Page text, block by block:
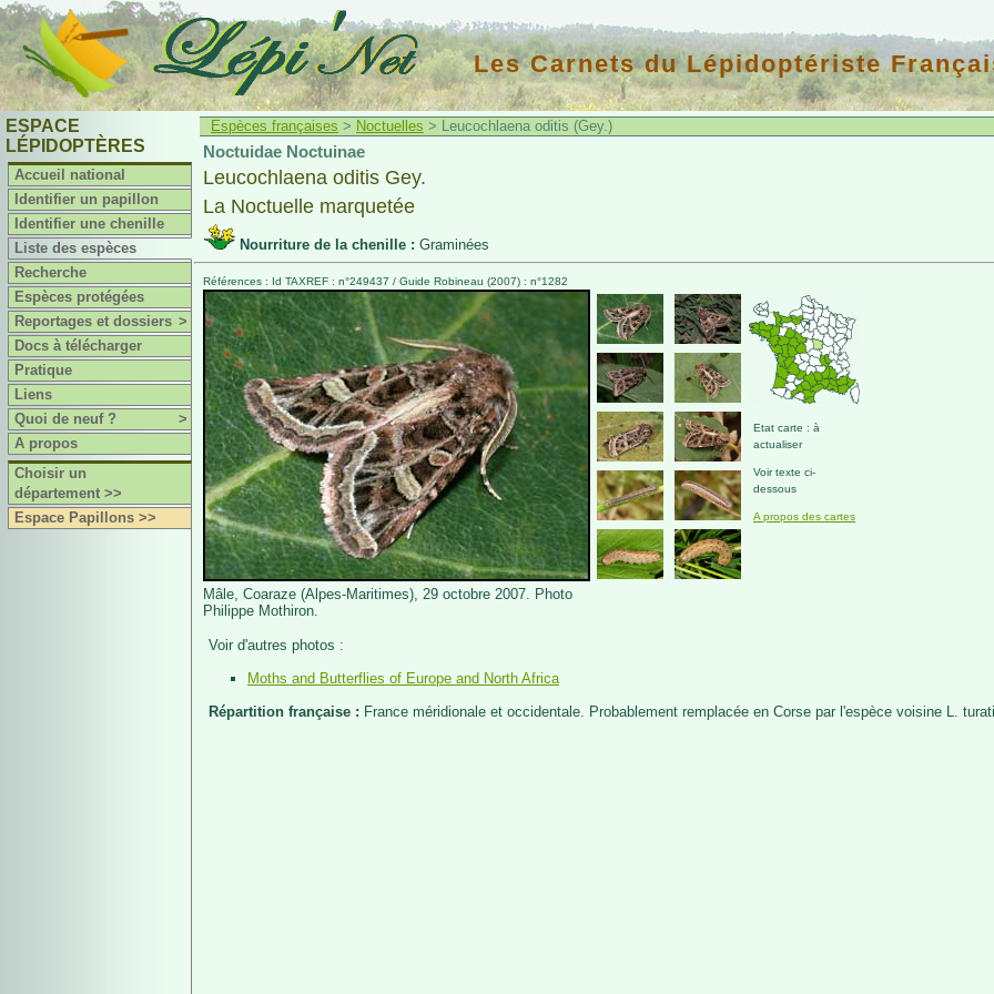
Les Carnets du Lépidoptériste
ESPACE
LÉPIDOPTÈRES
Accueil national
Identifier un papillon
Identifier une chenille
Liste des espèces
Recherche
Espèces protégées
Reportages et dossiers >
Docs à télécharger
Pratique
Liens
Quoi de neuf ?
>
A propos
Choisir un
département >>
Espace Papillons >>
Espèces françaises > Noctuelles > Leucochlaena oditis (Gey.)
Noctuidae Noctuinae
Leucochlaena oditis Gey.
La Noctuelle marquetée
Nourriture de la chenille : Graminées
Références : Id TAXREF : n°249437 / Guide Robineau (2007) : n°1282
Mâle, Coaraze (Alpes-Maritimes), 29 octobre 2007. Photo
Philippe Mothiron.
Etat carte : à
actualiser
Voir texte ci-
dessous
A propos des cartes
Voir d'autres photos :
Moths and Butterflies of Europe and North Africa
Répartition française : France méridionale et occidentale. Probablement remplacée en Corse par l'espèce voisine L.